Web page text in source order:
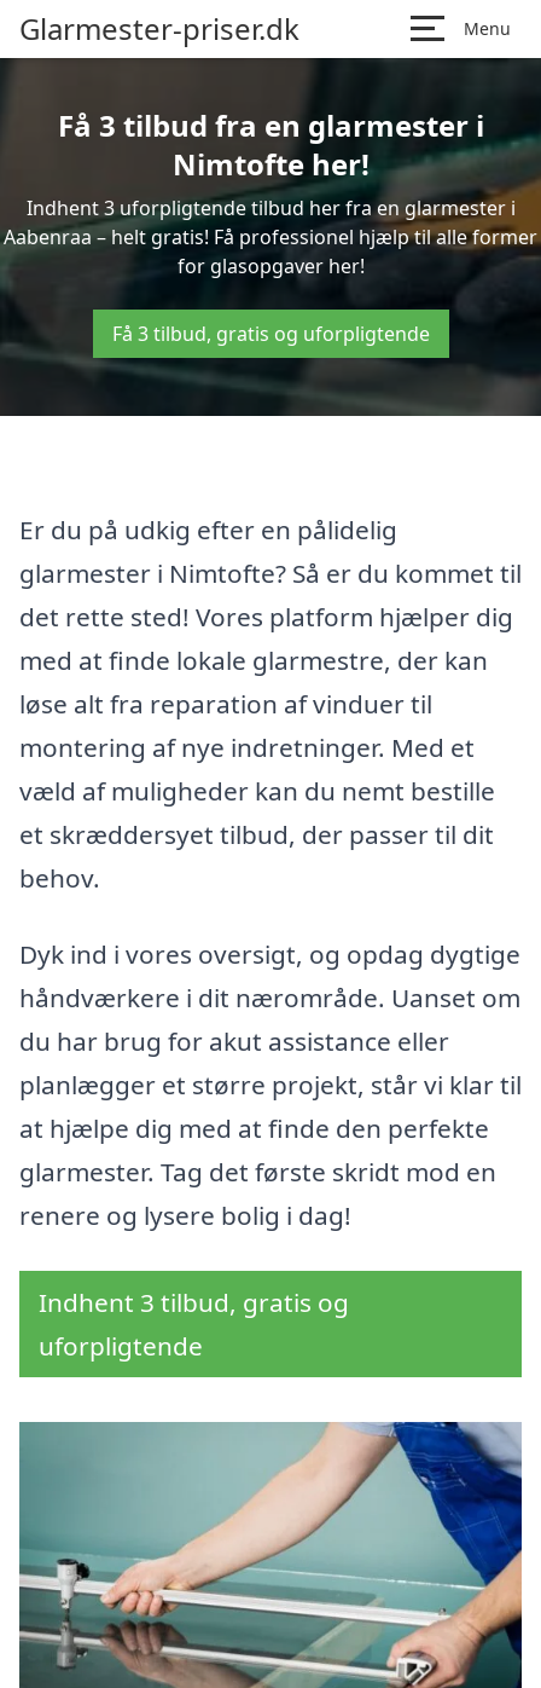
Glarmester-priser.dk Menu
Få 3 tilbud fra en glarmester i
Nimtofte her!
Indhent 3 uforpligtende tilbud her fra en glarmester i
Aabenraa – helt gratis! Få professionel hjælp til alle former
for glasopgaver her!
Få 3 tilbud, gratis og uforpligtende
Er du på udkig efter en pålidelig
glarmester i Nimtofte? Så er du kommet til
det rette sted! Vores platform hjælper dig
med at finde lokale glarmestre, der kan
løse alt fra reparation af vinduer til
montering af nye indretninger. Med et
væld af muligheder kan du nemt bestille
et skræddersyet tilbud, der passer til dit
behov.
Dyk ind i vores oversigt, og opdag dygtige
håndværkere i dit nærområde. Uanset om
du har brug for akut assistance eller
planlægger et større projekt, står vi klar til
at hjælpe dig med at finde den perfekte
glarmester. Tag det første skridt mod en
renere og lysere bolig i dag!
Indhent 3 tilbud, gratis og
uforpligtende